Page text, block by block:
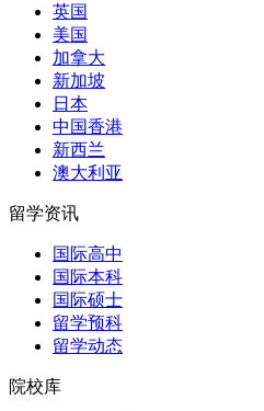
英国
美国
加拿大
新加坡
日本
中国香港
新西兰
澳大利亚
留学资讯
国际高中
国际本科
国际硕士
留学预科
留学动态
院校库